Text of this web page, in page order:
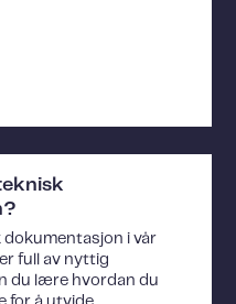
dokumentasjon i vår
full av nyttig
du lære hvordan du